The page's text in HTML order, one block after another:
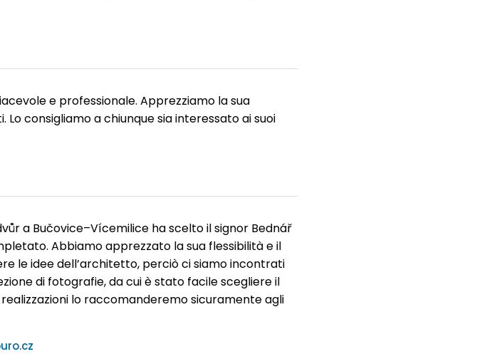
e professionale. Apprezziamo la sua
consigliamo a chiunque sia interessato ai suoi
a Bučovice–Vícemilice ha scelto il signor Bednář
Abbiamo apprezzato la sua flessibilità e il
le idee dell’architetto, perciò ci siamo incontrati
di fotografie, da cui è stato facile scegliere il
lo raccomanderemo sicuramente agli